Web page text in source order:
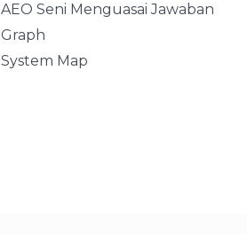
AEO Seni Menguasai Jawaban
Graph
System Map